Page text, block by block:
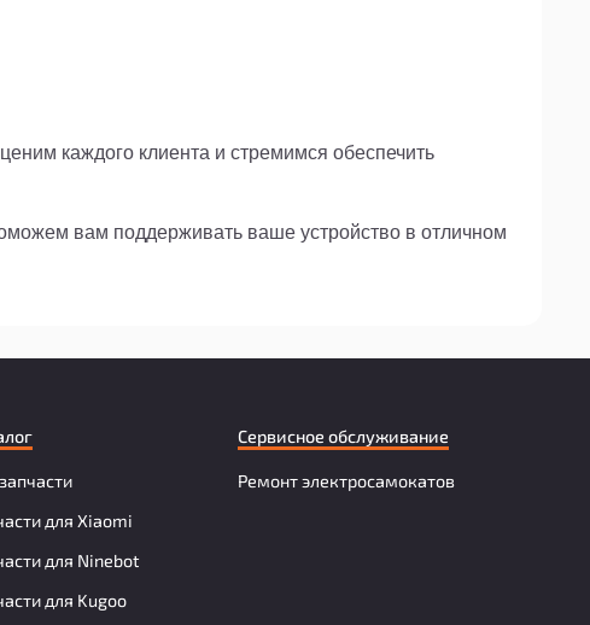
каждого клиента и стремимся обеспечить
вам поддерживать ваше устройство в отличном
для Xiaomi
для Ninebot
для Kugoo
Сервисное обслуживание
Ремонт электросамокатов